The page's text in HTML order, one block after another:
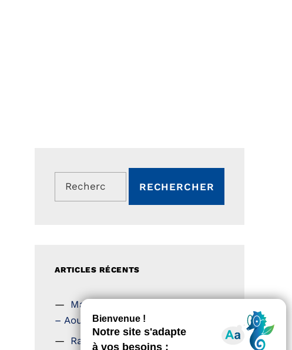
Rechercher :
ARTICLES RÉCENTS
Magazine Tourisme Accessible
– Aout 2026
Rallye Aicha des Gazelles –